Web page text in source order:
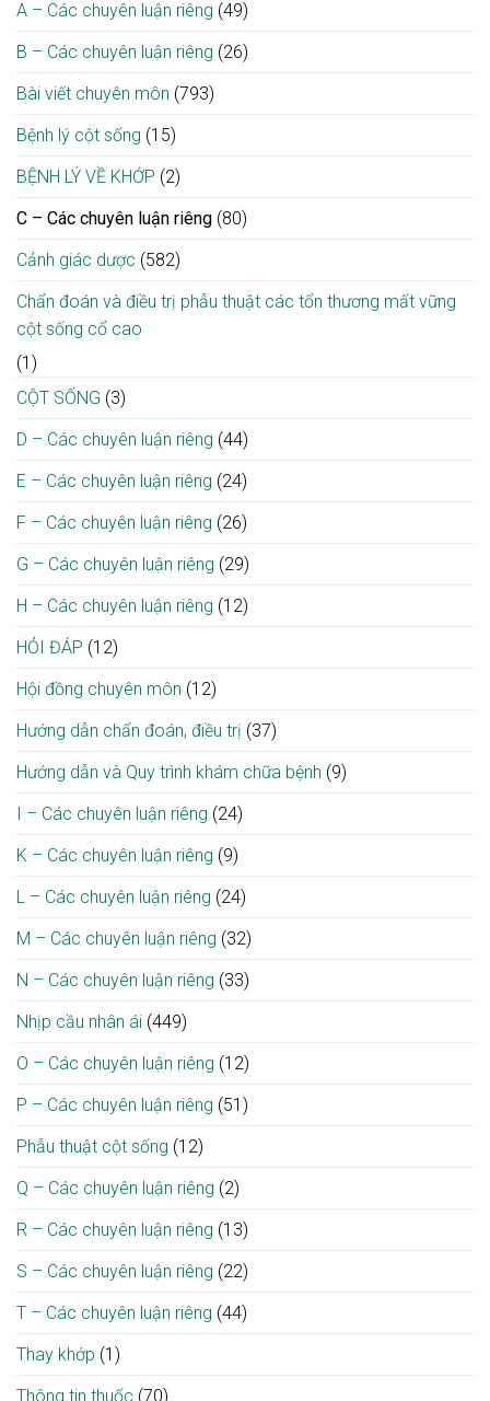
cơ
Ninh
bệnh
phương
não,
đàn
Bạch
sự
sống
A – Các chuyên luận riêng (49)
B – Các chuyên luận riêng (26)
Bài viết chuyên môn (793)
Bệnh lý cột sống (15)
BỆNH LÝ VỀ KHỚP (2)
C – Các chuyên luận riêng (80)
Cảnh giác dược (582)
Chẩn đoán và điều trị phẫu thuật các tổn thương mất vững
cột sống cổ cao
(1)
CỘT SỐNG (3)
D – Các chuyên luận riêng (44)
E – Các chuyên luận riêng (24)
F – Các chuyên luận riêng (26)
G – Các chuyên luận riêng (29)
H – Các chuyên luận riêng (12)
HỎI ĐÁP (12)
Hội đồng chuyên môn (12)
Hướng dẫn chẩn đoán, điều trị (37)
Hướng dẫn và Quy trình khám chữa bệnh (9)
I – Các chuyên luận riêng (24)
K – Các chuyên luận riêng (9)
L – Các chuyên luận riêng (24)
M – Các chuyên luận riêng (32)
N – Các chuyên luận riêng (33)
Nhịp cầu nhân ái (449)
O – Các chuyên luận riêng (12)
P – Các chuyên luận riêng (51)
Phẫu thuật cột sống (12)
Q – Các chuyên luận riêng (2)
R – Các chuyên luận riêng (13)
S – Các chuyên luận riêng (22)
T – Các chuyên luận riêng (44)
Thay khớp (1)
Thông tin thuốc (70)